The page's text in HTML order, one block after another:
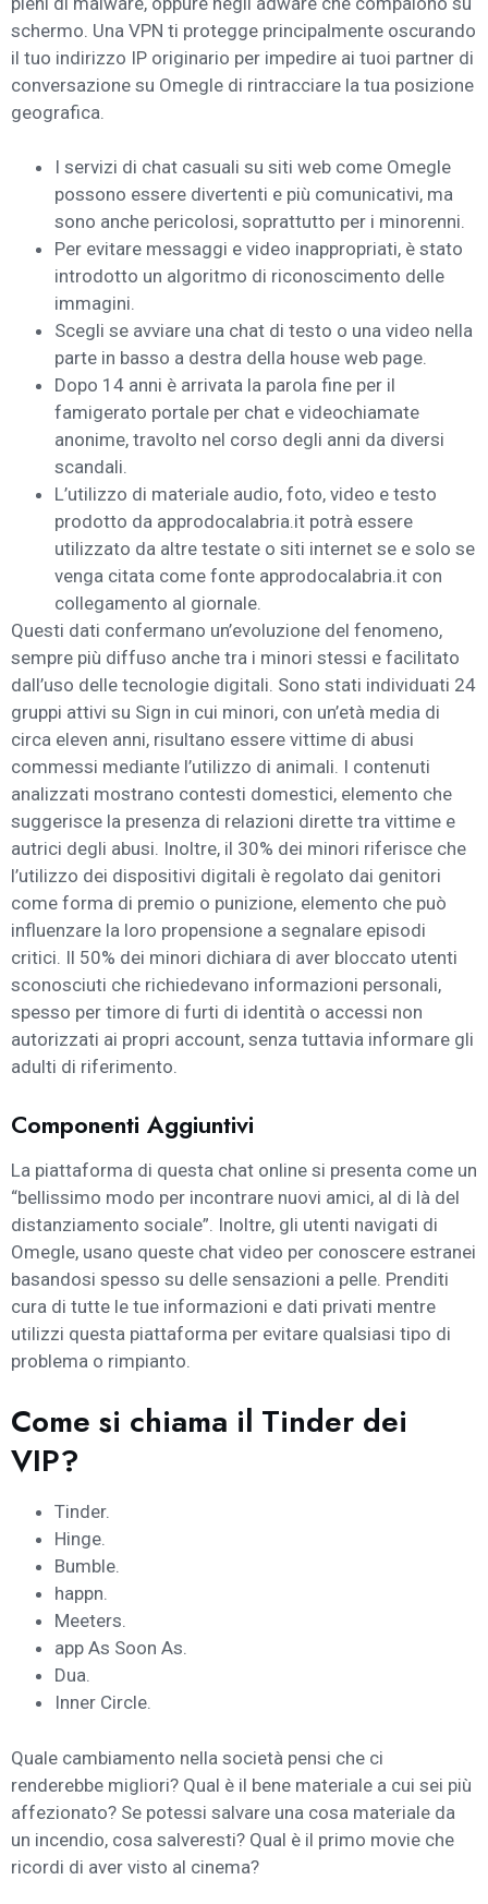
schermo. Una VPN ti protegge principalmente oscurando
il tuo indirizzo IP originario per impedire ai tuoi partner di
conversazione su Omegle di rintracciare la tua posizione
geografica.
I servizi di chat casuali su siti web come Omegle
possono essere divertenti e più comunicativi, ma
sono anche pericolosi, soprattutto per i minorenni.
Per evitare messaggi e video inappropriati, è stato
introdotto un algoritmo di riconoscimento delle
immagini.
Scegli se avviare una chat di testo o una video nella
parte in basso a destra della house web page.
Dopo 14 anni è arrivata la parola fine per il
famigerato portale per chat e videochiamate
anonime, travolto nel corso degli anni da diversi
scandali.
L’utilizzo di materiale audio, foto, video e testo
prodotto da approdocalabria.it potrà essere
utilizzato da altre testate o siti internet se e solo se
venga citata come fonte approdocalabria.it con
collegamento al giornale.
Questi dati confermano un’evoluzione del fenomeno,
sempre più diffuso anche tra i minori stessi e facilitato
dall’uso delle tecnologie digitali. Sono stati individuati 24
gruppi attivi su Sign in cui minori, con un’età media di
circa eleven anni, risultano essere vittime di abusi
commessi mediante l’utilizzo di animali. I contenuti
analizzati mostrano contesti domestici, elemento che
suggerisce la presenza di relazioni dirette tra vittime e
autrici degli abusi. Inoltre, il 30% dei minori riferisce che
l’utilizzo dei dispositivi digitali è regolato dai genitori
come forma di premio o punizione, elemento che può
influenzare la loro propensione a segnalare episodi
critici. Il 50% dei minori dichiara di aver bloccato utenti
sconosciuti che richiedevano informazioni personali,
spesso per timore di furti di identità o accessi non
autorizzati ai propri account, senza tuttavia informare gli
adulti di riferimento.
Componenti Aggiuntivi
La piattaforma di questa chat online si presenta come un
“bellissimo modo per incontrare nuovi amici, al di là del
distanziamento sociale”. Inoltre, gli utenti navigati di
Omegle, usano queste chat video per conoscere estranei
basandosi spesso su delle sensazioni a pelle. Prenditi
cura di tutte le tue informazioni e dati privati mentre
utilizzi questa piattaforma per evitare qualsiasi tipo di
problema o rimpianto.
Come si chiama il Tinder dei
VIP?
Tinder.
Hinge.
Bumble.
happn.
Meeters.
app As Soon As.
Dua.
Inner Circle.
Quale cambiamento nella società pensi che ci
renderebbe migliori? Qual è il bene materiale a cui sei più
affezionato? Se potessi salvare una cosa materiale da
un incendio, cosa salveresti? Qual è il primo movie che
ricordi di aver visto al cinema?